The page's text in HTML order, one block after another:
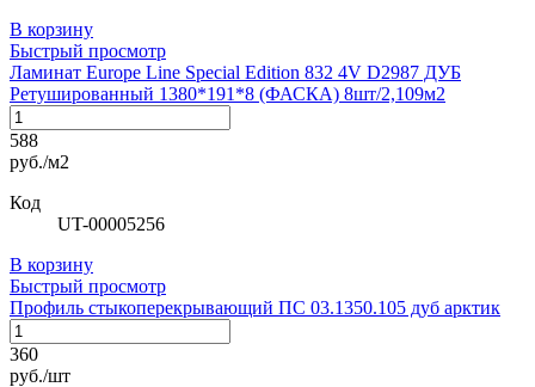
В корзину
Быстрый просмотр
Ламинат Europe Line Special Edition 832 4V D2987 ДУБ
Ретушированный 1380*191*8 (ФАСКА) 8шт/2,109м2
588
руб./м2
Код
UT-00005256
В корзину
Быстрый просмотр
Профиль стыкоперекрывающий ПС 03.1350.105 дуб арктик
360
руб./шт